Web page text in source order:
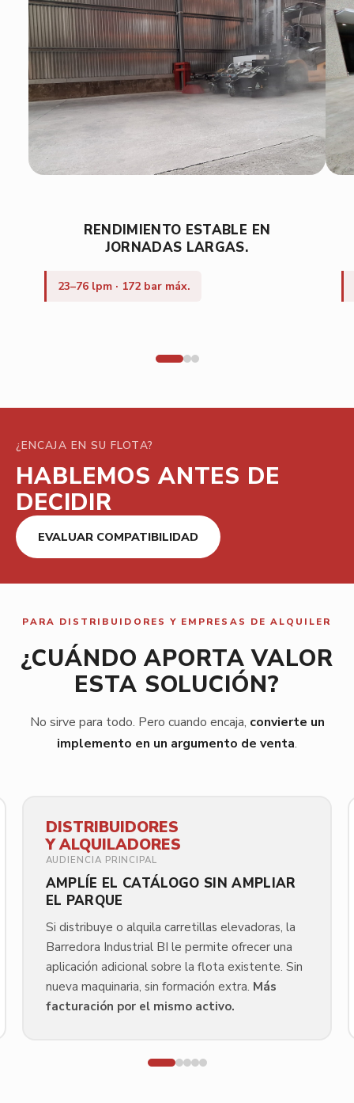
RENDIMIENTO ESTABLE EN
JORNADAS LARGAS.
23–76 lpm · 172 bar máx.
¿ENCAJA EN SU FLOTA?
HABLEMOS ANTES DE
DECIDIR
EVALUAR COMPATIBILIDAD
PARA DISTRIBUIDORES Y EMPRESAS DE ALQUILER
¿CUÁNDO APORTA VALOR
ESTA SOLUCIÓN?
No sirve para todo. Pero cuando encaja, convierte un
implemento en un argumento de venta.
DISTRIBUIDORES
Y ALQUILADORES
AUDIENCIA PRINCIPAL
AMPLÍE EL CATÁLOGO SIN AMPLIAR
EL PARQUE
Si distribuye o alquila carretillas elevadoras, la
Barredora Industrial BI le permite ofrecer una
aplicación adicional sobre la flota existente. Sin
nueva maquinaria, sin formación extra. Más
facturación por el mismo activo.